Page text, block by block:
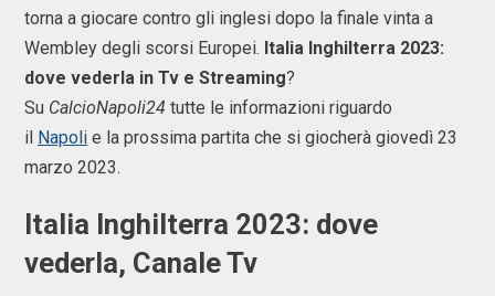
torna a giocare contro gli inglesi dopo la finale vinta a
Wembley degli scorsi Europei. Italia Inghilterra 2023:
dove vederla in Tv e Streaming?
Su CalcioNapoli24 tutte le informazioni riguardo
il Napoli e la prossima partita che si giocherà giovedì 23
marzo 2023.
Italia Inghilterra 2023: dove
vederla, Canale Tv